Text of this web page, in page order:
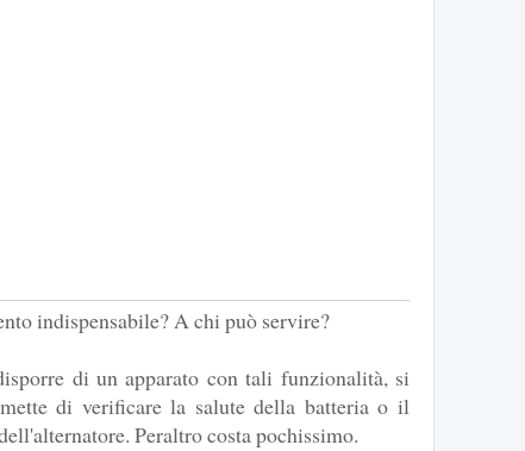
indispensabile? A chi può servire?
di un apparato con tali funzionalità, si
di verificare la salute della batteria o il
Peraltro costa pochissimo.